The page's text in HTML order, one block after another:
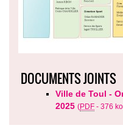
DOCUMENTS JOINTS
Ville de Toul -
2025 (PDF - 376 ko